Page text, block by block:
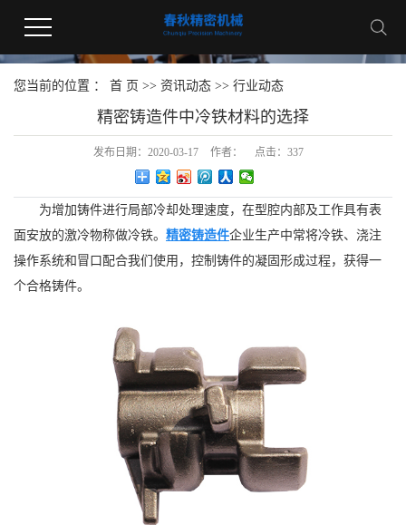
您当前的位置 ： 首 页 >> 资讯动态 >> 行业动态
精密铸造件中冷铁材料的选择
发布日期： 2020-03-17 作者： 点击： 337
为增加铸件进行局部冷却处理速度，在型腔内部及工作具有表
面安放的激冷物称做冷铁。 精密铸造件企业生产中常将冷铁、浇注
操作系统和冒口配合我们使用，控制铸件的凝固形成过程，获得一
个合格铸件。